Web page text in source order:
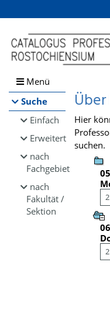
Browsen
direkt zum Inhalt
Menü
Suche
Einfach
Erweitert
nach
Fachgebiet
nach
Fakultät /
Sektion
Hier
suchen.